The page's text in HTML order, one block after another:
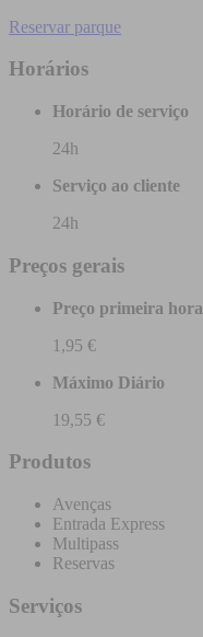
Reservar parque
Horários
Horário de serviço
24h
Serviço ao cliente
24h
Preços gerais
Preço primeira hora
1,95 €
Máximo Diário
19,55 €
Produtos
Avenças
Entrada Express
Multipass
Reservas
Serviços